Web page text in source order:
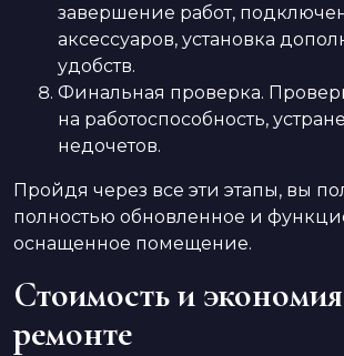
завершение работ,
аксессуаров, установка
удобств.
Финальная проверка.
на работоспособность,
недочетов.
Пройдя через все эти этапы, вы
полностью обновленное и
оснащенное помещение.
Стоимость и
ремонте